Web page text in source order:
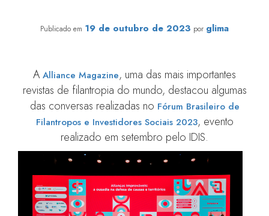
Publicado em 19 de outubro de 2023 por glima
A Alliance Magazine, uma das mais importantes
revistas de filantropia do mundo, destacou algumas
das conversas realizadas no Fórum Brasileiro de
Filantropos e Investidores Sociais 2023, evento
realizado em setembro pelo IDIS.